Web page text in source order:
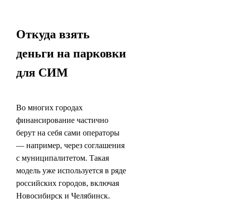
Откуда взять
деньги на парковки
для СИМ
Во многих городах
финансирование частично
берут на себя сами операторы
— например, через соглашения
с муниципалитетом. Такая
модель уже используется в ряде
российских городов, включая
Новосибирск и Челябинск.